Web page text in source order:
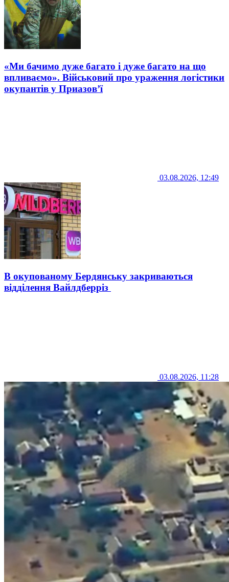
«Ми бачимо дуже багато і дуже багато на що
впливаємо». Військовий про ураження логістики
окупантів у Приазов’ї
03.08.2026, 12:49
В окупованому Бердянську закриваються
відділення Вайлдберріз
03.08.2026, 11:28